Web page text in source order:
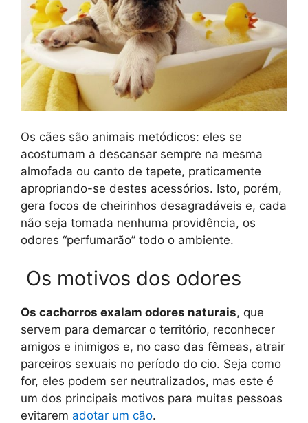
Os cães são animais metódicos: eles se
acostumam a descansar sempre na mesma
almofada ou canto de tapete, praticamente
apropriando-se destes acessórios. Isto, porém,
gera focos de cheirinhos desagradáveis e, cada
não seja tomada nenhuma providência, os
odores “perfumarão” todo o ambiente.
Os motivos dos odores
Os cachorros exalam odores naturais, que
servem para demarcar o território, reconhecer
amigos e inimigos e, no caso das fêmeas, atrair
parceiros sexuais no período do cio. Seja como
for, eles podem ser neutralizados, mas este é
um dos principais motivos para muitas pessoas
evitarem adotar um cão.